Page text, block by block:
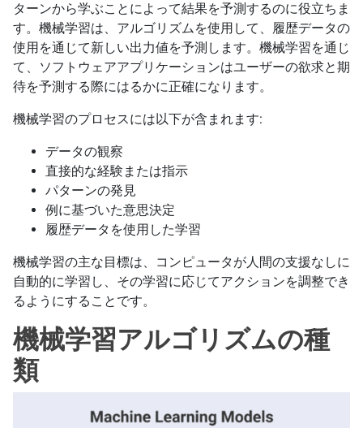
ターンから学ぶことによって結果を予測するのに役立ちま
す。機械学習は、アルゴリズムを使用して、履歴データの
使用を通じて新しい出力値を予測します。機械学習を通じ
て、ソフトウェアアプリケーションはユーザーの欲求と期
待を予測する際にはるかに正確になります。
機械学習のプロセスには以下が含まれます:
データの観察
直接的な経験または指示
パターンの発見
例に基づいた意思決定
履歴データを使用した学習
機械学習の主な目標は、コンピュータが人間の支援なしに
自動的に学習し、その学習に応じてアクションを調整でき
るようにすることです。
機械学習アルゴリズムの種
類